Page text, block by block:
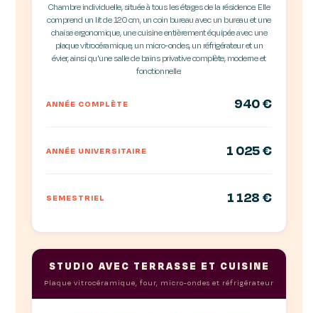
Chambre individuelle, située à tous les étages de la résidence. Elle
comprend un lit de 120 cm, un coin bureau avec un bureau et une
chaise ergonomique, une cuisine entièrement équipée avec une
plaque vitrocéramique, un micro-ondes, un réfrigérateur et un
évier, ainsi qu'une salle de bains privative complète, moderne et
fonctionnelle.
ANNÉE COMPLÈTE 940 €
ANNÉE UNIVERSITAIRE 1 025 €
SEMESTRIEL 1 128 €
STUDIO AVEC TERRASSE ET CUISINE
Plaque vitrocéramique, four, micro-ondes et réfrigérateur